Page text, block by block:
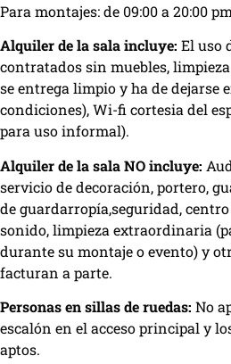
Para montajes: de 09:00 a 20:00 pm
Alquiler de la sala incluye: El uso
contratados sin muebles,
se entrega limpio y ha de dejarse
condiciones), Wi-fi cortesia del
para uso informal).
Alquiler de la sala NO incluye:
servicio de decoración, portero,
de guardarropía,seguridad,
sonido, limpieza extraordinaria
durante su montaje o evento) y
facturan a parte.
Personas en sillas de ruedas: No
escalón en el acceso principal y
aptos.